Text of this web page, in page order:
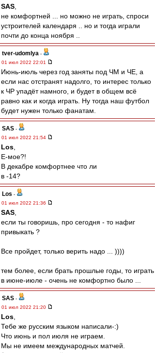
SAS
не комфортней ... но можно не играть, спроси
устроителей календаря .. но и тогда играли
почти до конца ноября ..
tver-udomlya -
01 июл 2022 22:01
Июнь-июль через год заняты под ЧМ и ЧЕ, а
если нас отстранят надолго, то интерес только
к ЧР упадёт намного, и будет в общем всё
равно как и когда играть. Ну тогда наш футбол
будет нужен только фанатам.
SAS -
01 июл 2022 21:54
Los
Е-мое?!
В декабре комфортнее что ли
в -14?
Los -
01 июл 2022 21:36
SAS
если ты говоришь, про сегодня - то нафиг
привыкать ?
Все пройдет, только верить надо ... ))))
тем более, если брать прошлые годы, то играть
в июне-июле - очень не комфортно было ...
SAS -
01 июл 2022 21:20
Los
Тебе же русским языком написали-:)
Что июнь и пол июля не играем.
Мы не имеем международных матчей.